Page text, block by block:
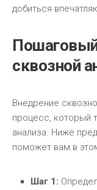
добиться
сквозной
Внедрение
процесс, который
анализа. Ниже
поможет вам в
Шаг 1: